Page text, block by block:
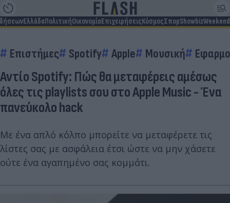
ΕλλάδαΠολιτικήΟικονομίαΕπιχειρήσειςΚόσμοςΣπορShowbizWeekend
Επιστήμες Spotify Apple Μουσική
Αντίο Spotify: Πώς θα μεταφέρεις αμέσως
όλες τις playlists σου στο Apple Music - Ένα
πανεύκολο hack
Με ένα απλό κόλπο μπορείτε να μεταφέρετε τις
λίστες σας με ασφάλεια έτσι ώστε να μην χάσετε
ούτε ένα αγαπημένο σας κομμάτι.